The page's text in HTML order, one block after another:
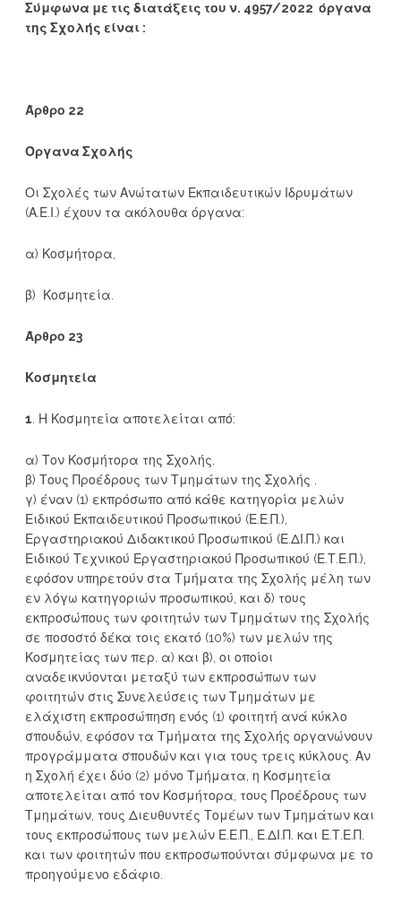
Σύμφωνα με τις διατάξεις του ν. 4957/2022 όργανα
της Σχολής είναι :
Άρθρο 22
Όργανα Σχολής
Οι Σχολές των Ανώτατων Εκπαιδευτικών Ιδρυμάτων
(Α.Ε.Ι.) έχουν τα ακόλουθα όργανα:
α) Κοσμήτορα,
β) Κοσμητεία.
Άρθρο 23
Κοσμητεία
1 . Η Κοσμητεία αποτελείται από:
α) Τον Κοσμήτορα της Σχολής.
β) Τους Προέδρους των Τμημάτων της Σχολής .
γ) έναν (1) εκπρόσωπο από κάθε κατηγορία μελών
Ειδικού Εκπαιδευτικού Προσωπικού (Ε.Ε.Π.),
Εργαστηριακού Διδακτικού Προσωπικού (Ε.ΔΙ.Π.) και
Ειδικού Τεχνικού Εργαστηριακού Προσωπικού (Ε.Τ.Ε.Π.),
εφόσον υπηρετούν στα Τμήματα της Σχολής μέλη των
εν λόγω κατηγοριών προσωπικού, και δ) τους
εκπροσώπους των φοιτητών των Τμημάτων της Σχολής
σε ποσοστό δέκα τοις εκατό (10%) των μελών της
Κοσμητείας των περ. α) και β), οι οποίοι
αναδεικνύονται μεταξύ των εκπροσώπων των
φοιτητών στις Συνελεύσεις των Τμημάτων με
ελάχιστη εκπροσώπηση ενός (1) φοιτητή ανά κύκλο
σπουδών, εφόσον τα Τμήματα της Σχολής οργανώνουν
προγράμματα σπουδών και για τους τρεις κύκλους. Αν
η Σχολή έχει δύο (2) μόνο Τμήματα, η Κοσμητεία
αποτελείται από τον Κοσμήτορα, τους Προέδρους των
Τμημάτων, τους Διευθυντές Τομέων των Τμημάτων και
τους εκπροσώπους των μελών Ε.Ε.Π., Ε.ΔΙ.Π. και Ε.Τ.Ε.Π.
και των φοιτητών που εκπροσωπούνται σύμφωνα με το
προηγούμενο εδάφιο.